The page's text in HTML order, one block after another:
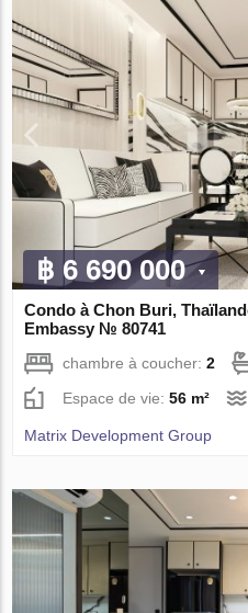
฿ 6 690 000
Condo à Chon Buri,
Embassy № 80741
chambre à coucher:2
Espace de vie:56 m²
Matrix Development Group